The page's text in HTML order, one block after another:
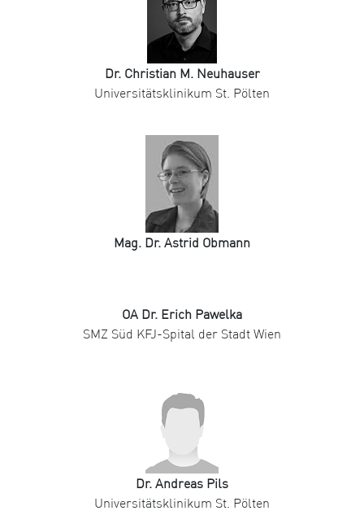
Dr. Christian M. Neuhauser
Universitätsklinikum St. Pölten
Mag. Dr. Astrid Obmann
OA Dr. Erich Pawelka
SMZ Süd KFJ-Spital der Stadt Wien
Dr. Andreas Pils
Universitätsklinikum St. Pölten